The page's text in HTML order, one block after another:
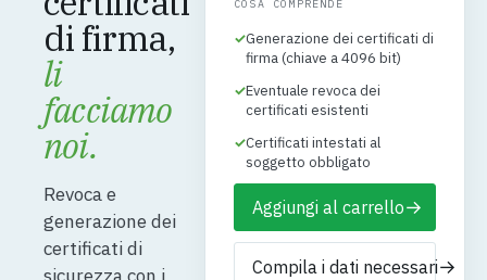
di firma,
li
facciamo
noi.
Revoca e
generazione dei
certificati di
COSA COMPRENDE
✓Generazione dei certificati di
firma (chiave a 4096 bit)
✓Eventuale revoca dei
certificati esistenti
✓Certificati intestati al
soggetto obbligato
Aggiungi al carrello→
Compila i dati necessari→